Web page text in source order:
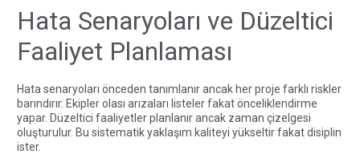
Hata Senaryoları ve Düzeltici
Faaliyet Planlaması
Hata senaryoları önceden tanımlanır ancak her proje farklı riskler
barındırır. Ekipler olası arızaları listeler fakat önceliklendirme
yapar. Düzeltici faaliyetler planlanır ancak zaman çizelgesi
oluşturulur. Bu sistematik yaklaşım kaliteyi yükseltir fakat disiplin
ister.